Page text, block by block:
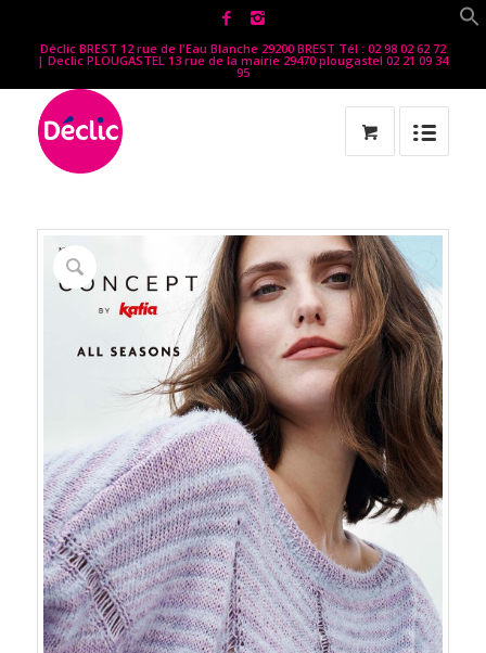
Déclic BREST 12 rue de l'Eau Blanche 29200 BREST Tél : 02 98 02 62 72
| Declic PLOUGASTEL 13 rue de la mairie 29470 plougastel 02 21 09 34
95